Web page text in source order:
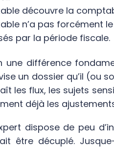
découvre la
n’a pas forcément
par la période fiscale.
une différence
un dossier qu’il (ou
les flux, les sujets
déjà les
dispose de peu
être décuplé.